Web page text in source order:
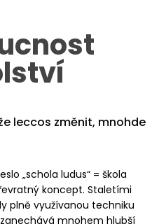
leccos změnit, mnohde
„schola ludus“ = škola
koncept. Staletími
plně využívanou techniku
mnohem hlubší